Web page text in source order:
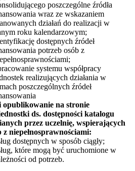
poszczególne źródła
wraz ze wskazaniem
działań do realizacji w
roku kalendarzowym;
dostępnych źródeł
potrzeb osób z
systemu współpracy
realizujących działania w
poszczególnych źródeł
opublikowanie na stronie
ds. dostępności katalogu
przez uczelnię, wspierających
z niepełnosprawnościami:
dostępnych w sposób ciągły;
które mogą być uruchomione w
od potrzeb.